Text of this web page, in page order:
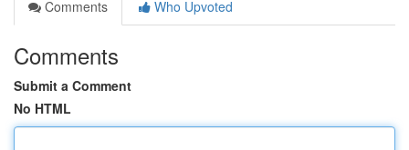
Comments
Who Upvoted
Comments
Submit a Comment
No HTML